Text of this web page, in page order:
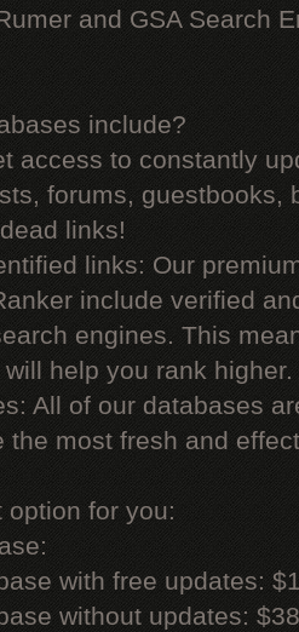
and GSA Search
include?
access to constantly
forums, guestbooks,
links!
links: Our
include verified
engines. This
help you rank higher.
All of our databases
the most fresh and
option for you:
with free updates:
without updates: $38